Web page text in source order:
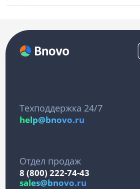
Техподдержка 24/7
help@bnovo.ru
Отдел продаж
8 (800) 222-74-43
sales@bnovo.ru